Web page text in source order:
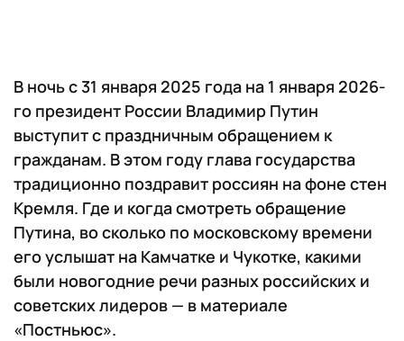
В ночь с 31 января 2025 года на 1 января 2026-
го президент России Владимир Путин
выступит с праздничным обращением к
гражданам. В этом году глава государства
традиционно поздравит россиян на фоне стен
Кремля. Где и когда смотреть обращение
Путина, во сколько по московскому времени
его услышат на Камчатке и Чукотке, какими
были новогодние речи разных российских и
советских лидеров — в материале
«Постньюс».